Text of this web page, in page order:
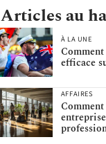
Articles au
À LA UNE
efficace
AFFAIRES